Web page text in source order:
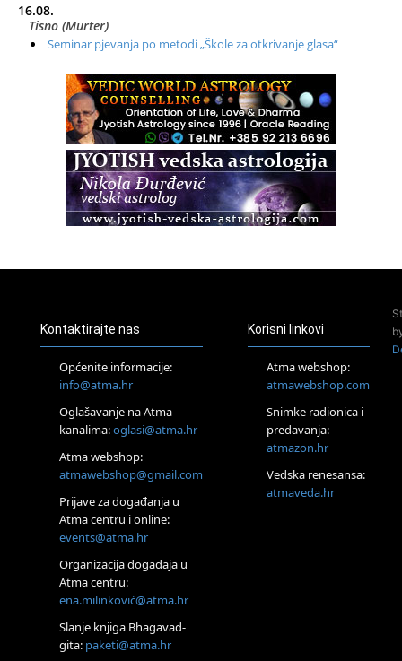
16.08.
Tisno (Murter)
Seminar pjevanja po metodi „Škole za otkrivanje glasa“
Radionica: Pomagači iz drugih dimenzija Online – otvoreno za
Zagreb+Online
Osnovni ThetaHealing® tečaj, Zagreb i Online
Access BARS®, otpusti stres
Pjesma srca / Zagreb
Tečaj Višeg Vodstva, razvijanja intuicije i Akaša zapisa
Online
Postanite Nositelj Vibracije Nove Zemlje
Visoko
Alemka Dauskardt – Jednodnevna radionica sistemskih
konstelacija
Zagreb
HOD PO ŽERAVICI – Seminar koji mijenja tijelo, duh i um
SoulFest – Festival glazbe, mudrosti i zajedništva
Zagreb
Access BARS® edukacija otpusti stres
Kontaktirajte nas
Općenite informacije:
info@atma.hr
Oglašavanje na Atma
kanalima:oglasi@atma.hr
Atma webshop:
atmawebshop@gmail.com
Prijave za događanja u
Atma centru i online:
events@atma.hr
Organizacija događaja u
Atma centru:
ena.milinković@atma.hr
Slanje knjiga Bhagavad-
gita: paketi@atma.hr
Korisni linkovi
Atma webshop:
atmawebshop.com
Snimke radionica i
predavanja:
atmazon.hr
Vedska renesansa:
atmaveda.hr